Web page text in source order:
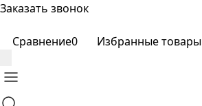
Заказать звонок
Сравнение0 Избранные товары